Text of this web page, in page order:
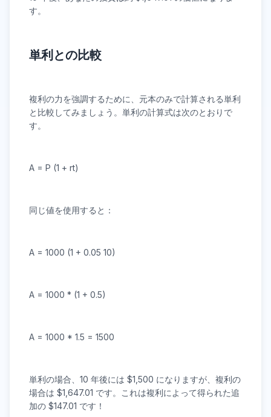
す。
単利との比較
複利の力を強調するために、元本のみで計算される単利
と比較してみましょう。単利の計算式は次のとおりで
す。
A = P (1 + rt)
同じ値を使用すると：
A = 1000 (1 + 0.05 10)
A = 1000 * (1 + 0.5)
A = 1000 * 1.5 = 1500
単利の場合、10 年後には $1,500 になりますが、複利の
場合は $1,647.01 です。これは複利によって得られた追
加の $147.01 です！